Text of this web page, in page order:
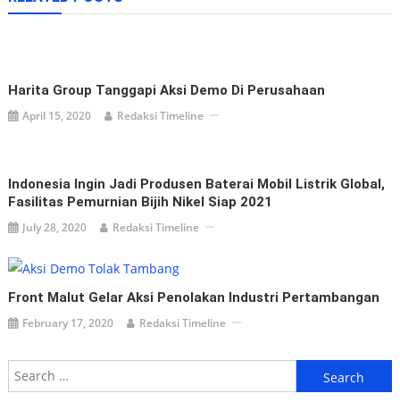
Harita Group Tanggapi Aksi Demo Di Perusahaan
April 15, 2020 Redaksi Timeline
Indonesia Ingin Jadi Produsen Baterai Mobil Listrik Global,
Fasilitas Pemurnian Bijih Nikel Siap 2021
July 28, 2020 Redaksi Timeline
Front Malut Gelar Aksi Penolakan Industri Pertambangan
February 17, 2020 Redaksi Timeline
Search
for: